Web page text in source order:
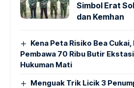
Simbol Erat
dan Kemhan
Kena Peta Risiko Bea
Pembawa 70 Ribu Butir
Hukuman Mati
Menguak Trik Licik 3